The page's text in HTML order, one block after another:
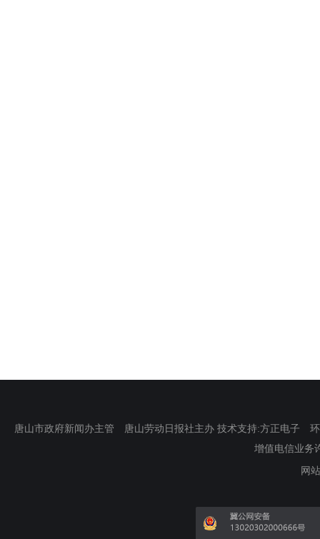
唐山市政府新闻办主管 唐山劳动日报社主办 技术支持:方正电子
增值电信业务
网